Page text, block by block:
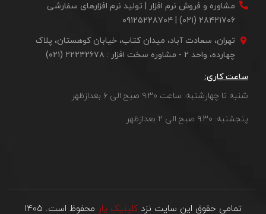
مشاوره و فروش نرم افزار | تولید نرم افزارهای سفارشی
۲۸۴۲۱۷۰۶ (۰۲۱) | ۰۹۱۲۵۲۲۸۷۰۴
تهران، سعادت آباد، میدان کتاب، خیابان کوهستان، پلاک
چهارده، واحد ۲ - مشاوره سخت افزار : ۲۲۲۴۲۶۷۸ (۰۲۱)
ساعت کاری:
شنبه تا چهارشنبه: ساعت ۹:۳۰ صبح الی ۶ بعدازظهر
پنجشنبه: ۹:۳۰ صبح الی ۲ بعدازظهر
تمامی حقوق این سایت نزد کلینیک یار محفوظ است. ۱۴۰۵